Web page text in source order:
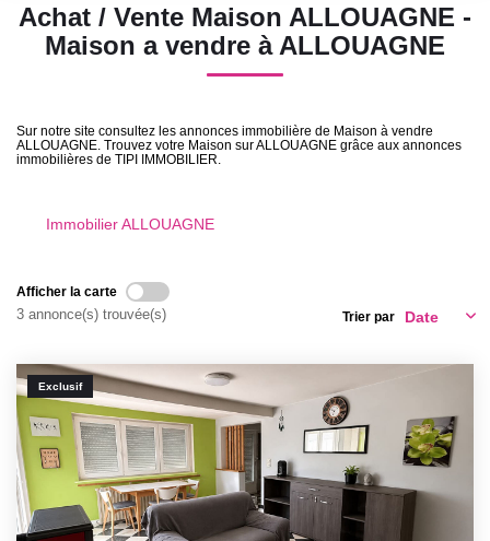
Nos Biens Loués
Vendre
RECRUTEMENT
AGENCE
Qui Sommes-Nous
Sélectionnez...
Type de bien
Surface min
Créer une alerte
Achat / Vente Maison ALLOUAGNE -
Maison a vendre à ALLOUAGNE
Sur notre site consultez les annonces immobilière de Maison à vendre
ALLOUAGNE. Trouvez votre Maison sur ALLOUAGNE grâce aux annonces
immobilières de TIPI IMMOBILIER.
Immobilier ALLOUAGNE
Afficher la carte
3 annonce(s) trouvée(s) Trier par
Exclusif